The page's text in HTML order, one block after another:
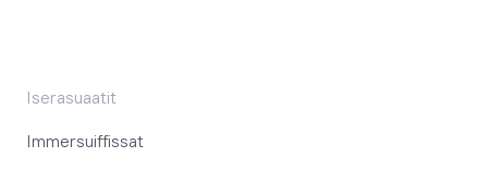
Iserasuaatit
Immersuiffissat